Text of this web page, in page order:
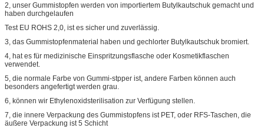
2, unser Gummistopfen werden von importiertem Butylkautschuk gemacht und
haben durchgelaufen
Test EU ROHS 2,0, ist es sicher und zuverlässig.
3, das Gummistopfenmaterial haben und gechlorter Butylkautschuk bromiert.
4, hat es für medizinische Einspritzungsflasche oder Kosmetikflaschen
verwendet.
5, die normale Farbe von Gummi-stpper ist, andere Farben können auch
besonders angefertigt werden grau.
6, können wir Ethylenoxidsterilisation zur Verfügung stellen.
7, die innere Verpackung des Gummistopfens ist PET, oder RFS-Taschen, die
äußere Verpackung ist 5 Schicht